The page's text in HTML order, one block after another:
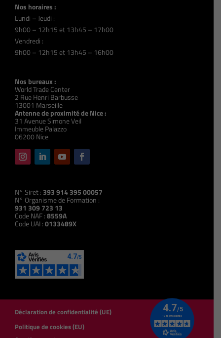
Nos horaires :
Lundi – Jeudi :
9h00 – 12h15 et 13h45 – 17h00
Vendredi :
9h00 – 12h15 et 13h45 – 16h00
Nos bureaux :
World Trade Center
2 Rue Henri Barbusse
13001 Marseille
Antenne de proximité de Nice :
31 Avenue Simone Veil
Immeuble Palazzo
06200 Nice
N° Siret : 393 914 395 00057
N° Organisme de Formation :
931 309 723 13
Code NAF :8559A
Code UAI :0133489X
Déclaration de confidentialité (UE)
Politique de cookies (EU)